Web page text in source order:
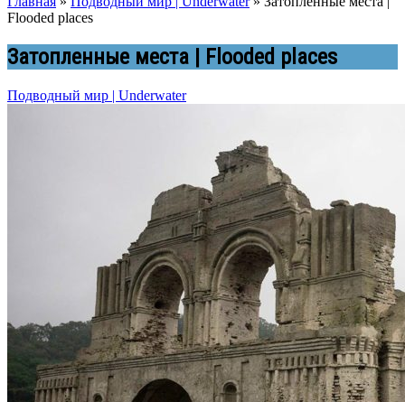
Flooded places
Затопленные места | Flooded places
Подводный мир | Underwater